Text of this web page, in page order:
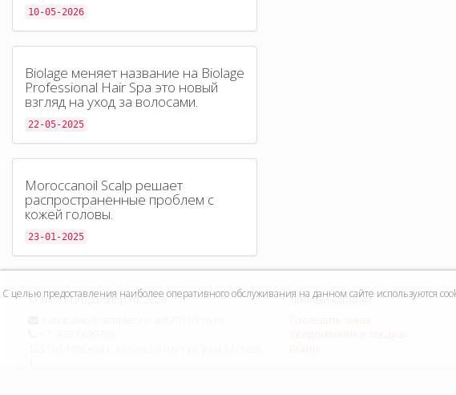
10-05-2026
Biolage меняет название на Biolage
Professional Hair Spa это новый
взгляд на уход за волосами.
22-05-2025
Moroccanoil Scalp решает
распространенные проблем с
кожей головы.
23-01-2025
©www.europa-shop.ru, 2026
Личный кабинет
С целью предоставления наиболее оперативного обслуживания на данном сайте используются